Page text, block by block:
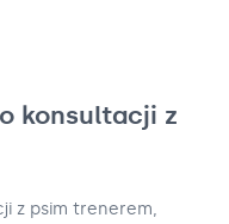
konsultacji z
z psim trenerem,